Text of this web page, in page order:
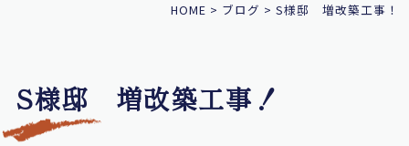
HOME > ブログ > S様邸 増改築工事！
S様邸 増改築工事！